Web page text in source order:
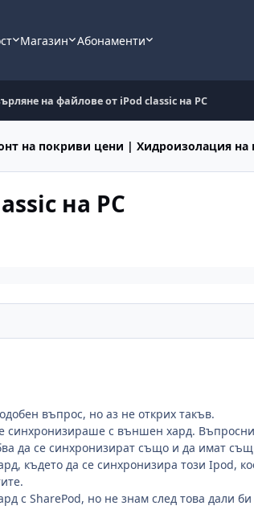
Магазин Абонаменти
на файлове от iPod classic на PC
на покриви цени | Хидроизолация на
на PC
въпрос, но аз не открих такъв.
синхронизираше с външен хард.
да се синхронизират също и да имат
където да се синхронизира този Ipod,
с SharePod, но не знам след това дали